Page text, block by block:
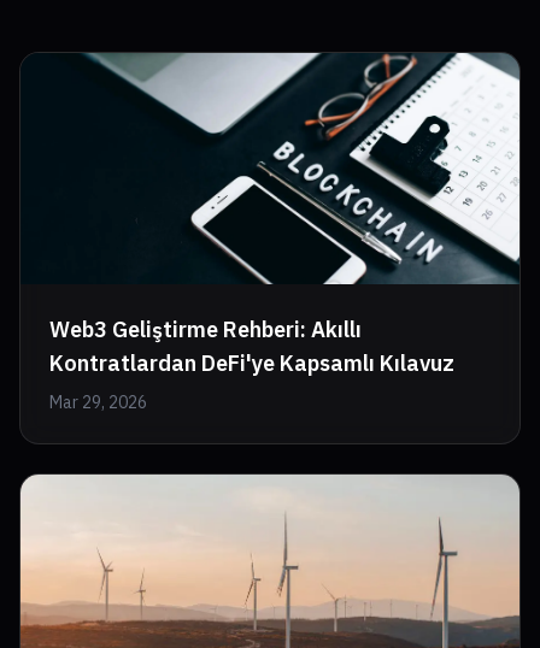
Web3 Geliştirme Rehberi: Akıllı
Kontratlardan DeFi'ye Kapsamlı Kılavuz
Mar 29, 2026